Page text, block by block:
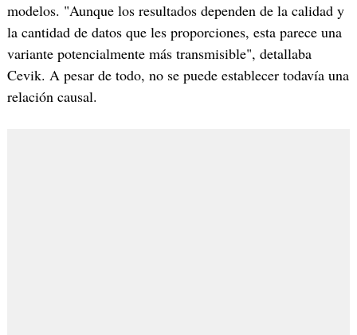
modelos. "Aunque los resultados dependen de la calidad y
la cantidad de datos que les proporciones, esta parece una
variante potencialmente más transmisible", detallaba
Cevik. A pesar de todo, no se puede establecer todavía una
relación causal.